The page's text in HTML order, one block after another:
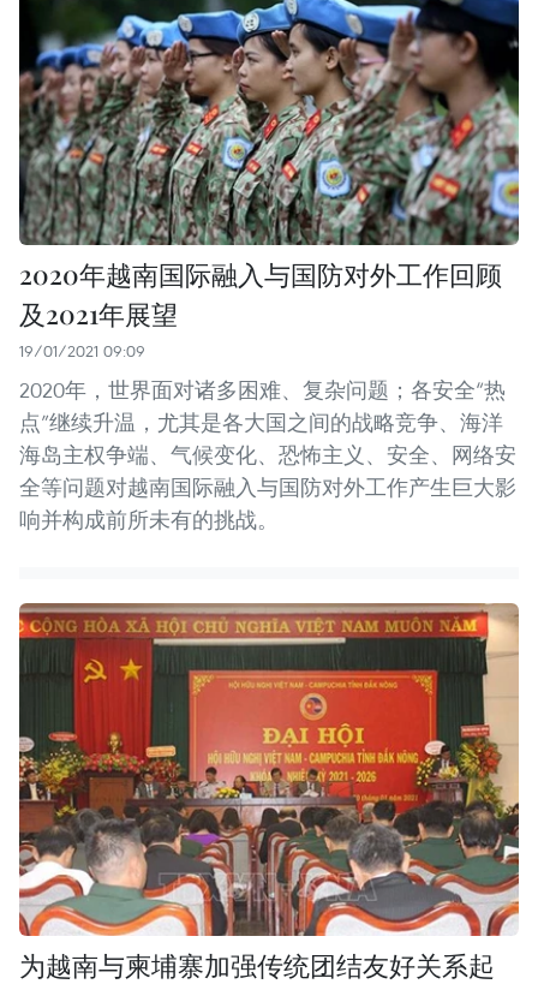
2020年越南国际融入与国防对外工作回顾
及2021年展望
19/01/2021 09:09
2020年，世界面对诸多困难、复杂问题；各安全“热
点”继续升温，尤其是各大国之间的战略竞争、海洋
海岛主权争端、气候变化、恐怖主义、安全、网络安
全等问题对越南国际融入与国防对外工作产生巨大影
响并构成前所未有的挑战。
为越南与柬埔寨加强传统团结友好关系起